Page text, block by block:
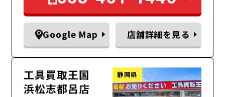
Google Map 店舗詳細を見る
工具買取王国
浜松志都呂店
静岡県